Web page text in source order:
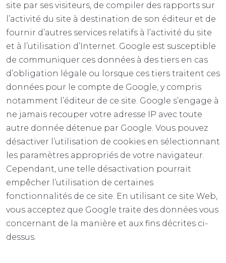
site par ses visiteurs, de compiler des rapports sur
l’activité du site à destination de son éditeur et de
fournir d’autres services relatifs à l’activité du site
et à l’utilisation d’Internet. Google est susceptible
de communiquer ces données à des tiers en cas
d’obligation légale ou lorsque ces tiers traitent ces
données pour le compte de Google, y compris
notamment l’éditeur de ce site. Google s’engage à
ne jamais recouper votre adresse IP avec toute
autre donnée détenue par Google. Vous pouvez
désactiver l’utilisation de cookies en sélectionnant
les paramètres appropriés de votre navigateur.
Cependant, une telle désactivation pourrait
empêcher l’utilisation de certaines
fonctionnalités de ce site. En utilisant ce site Web,
vous acceptez que Google traite des données vous
concernant de la manière et aux fins décrites ci-
dessus.